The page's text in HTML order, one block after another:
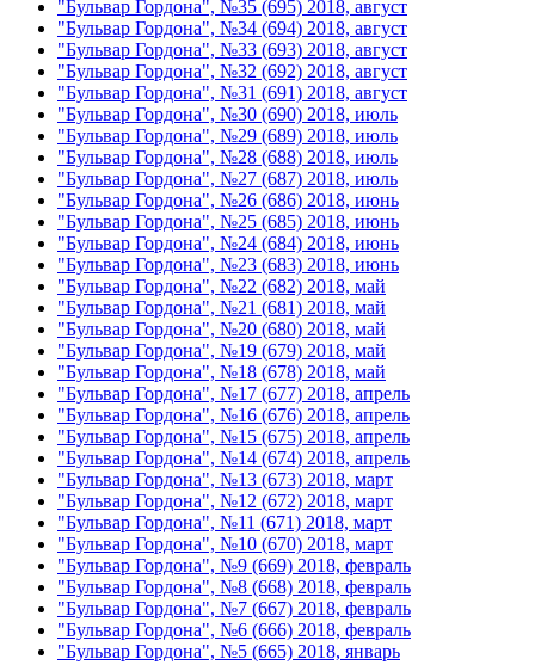
"Бульвар Гордона", №35 (695) 2018, август
"Бульвар Гордона", №34 (694) 2018, август
"Бульвар Гордона", №33 (693) 2018, август
"Бульвар Гордона", №32 (692) 2018, август
"Бульвар Гордона", №31 (691) 2018, август
"Бульвар Гордона", №30 (690) 2018, июль
"Бульвар Гордона", №29 (689) 2018, июль
"Бульвар Гордона", №28 (688) 2018, июль
"Бульвар Гордона", №27 (687) 2018, июль
"Бульвар Гордона", №26 (686) 2018, июнь
"Бульвар Гордона", №25 (685) 2018, июнь
"Бульвар Гордона", №24 (684) 2018, июнь
"Бульвар Гордона", №23 (683) 2018, июнь
"Бульвар Гордона", №22 (682) 2018, май
"Бульвар Гордона", №21 (681) 2018, май
"Бульвар Гордона", №20 (680) 2018, май
"Бульвар Гордона", №19 (679) 2018, май
"Бульвар Гордона", №18 (678) 2018, май
"Бульвар Гордона", №17 (677) 2018, апрель
"Бульвар Гордона", №16 (676) 2018, апрель
"Бульвар Гордона", №15 (675) 2018, апрель
"Бульвар Гордона", №14 (674) 2018, апрель
"Бульвар Гордона", №13 (673) 2018, март
"Бульвар Гордона", №12 (672) 2018, март
"Бульвар Гордона", №11 (671) 2018, март
"Бульвар Гордона", №10 (670) 2018, март
"Бульвар Гордона", №9 (669) 2018, февраль
"Бульвар Гордона", №8 (668) 2018, февраль
"Бульвар Гордона", №7 (667) 2018, февраль
"Бульвар Гордона", №6 (666) 2018, февраль
"Бульвар Гордона", №5 (665) 2018, январь